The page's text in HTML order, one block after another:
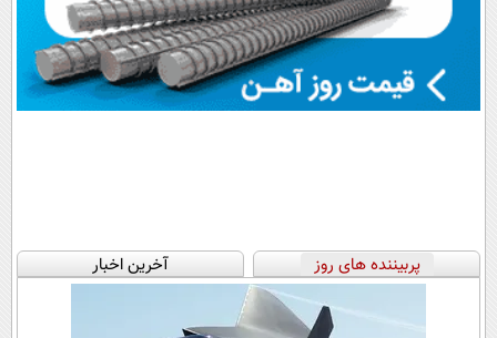
پربیننده های روز آخرین اخبار